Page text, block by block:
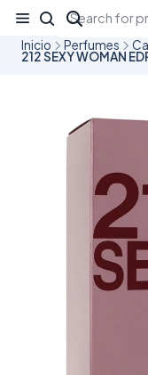
¡APROVECHA
Inicio Perfumes
212 SEXY WOMAN